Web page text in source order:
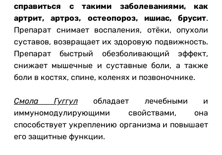
справиться с такими заболеваниями, как
артрит, артроз, остеопороз, ишиас, брусит.
Препарат снимает воспаления, отёки, опухоли
суставов, возвращает их здоровую подвижность.
Препарат быстрый обезболивающий эффект,
снижает мышечные и суставные боли, а также
боли в костях, спине, коленях и позвоночнике.
Смола Гуггулобладает лечебными и
иммуномодулирующими свойствами, она
способствует укреплению организма и повышает
его защитные функции.